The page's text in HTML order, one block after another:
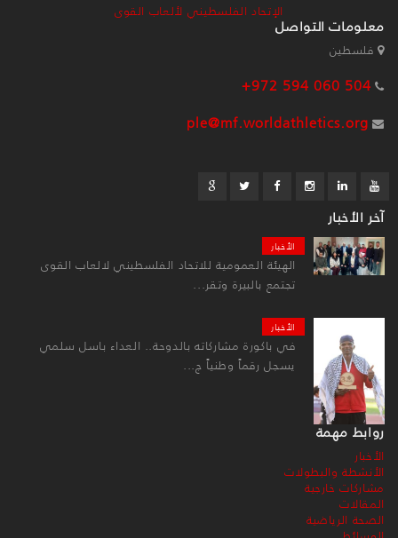
الإتحاد الفلسطيني لألعاب القوى
معلومات التواصل
فلسطين
+972 594 060 504
ple@mf.worldathletics.org
آخر الأخبار
الأخبار
الهيئة العمومية للاتحاد الفلسطيني لالعاب القوى
تجتمع بالبيرة وتقر...
الأخبار
في باكورة مشاركاته بالدوحة.. العداء باسل سلمي
يسجل رقماً وطنياً ج...
روابط مهمة
الأخبار
الأنشطة والبطولات
مشاركات خارجية
المقالات
الصحة الرياضية